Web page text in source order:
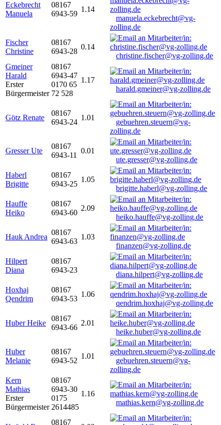
Eckebrecht
Manuela
08167
6943-59
1.14
manuela.eckebrecht@vg-
zolling.de
Fischer
Christine
08167
6943-28
0.14
christine.fischer@vg-zolling.de
Gmeiner
Harald
Erster
Bürgermeister
08167
6943-47
0170 65
72 528
1.17
harald.gmeiner@vg-zolling.de
Götz Renate
08167
6943-24
1.01
gebuehren.steuern@vg-
zolling.de
Gresser Ute
08167
6943-11
0.01
ute.gresser@vg-zolling.de
Haberl
Brigitte
08167
6943-25
1.05
brigitte.haberl@vg-zolling.de
Hauffe
Heiko
08167
6943-60
2.09
heiko.hauffe@vg-zolling.de
Hauk Andrea
08167
6943-63
1.03
finanzen@vg-zolling.de
Hilpert
Diana
08167
6943-23
diana.hilpert@vg-zolling.de
Hoxhaj
Qendrim
08167
6943-53
1.06
qendrim.hoxhaj@vg-zolling.de
Huber Heike
08167
6943-66
2.01
heike.huber@vg-zolling.de
Huber
Melanie
08167
6943-52
1.01
gebuehren.steuern@vg-
zolling.de
Kern
Mathias
Erster
Bürgermeister
08167
6943-30
0175
2614485
1.16
mathias.kern@vg-zolling.de
08167